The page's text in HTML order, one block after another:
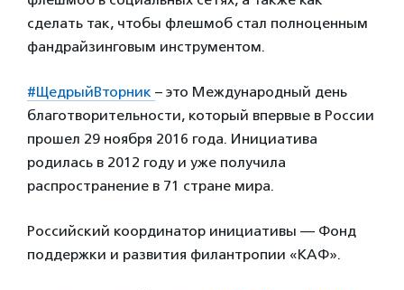
сделать так, чтобы флешмоб стал полноценным
фандрайзинговым инструментом.
#ЩедрыйВторник – это Международный день
благотворительности, который впервые в России
прошел 29 ноября 2016 года. Инициатива
родилась в 2012 году и уже получила
распространение в 71 стране мира.
Российский координатор инициативы — Фонд
поддержки и развития филантропии «КАФ».